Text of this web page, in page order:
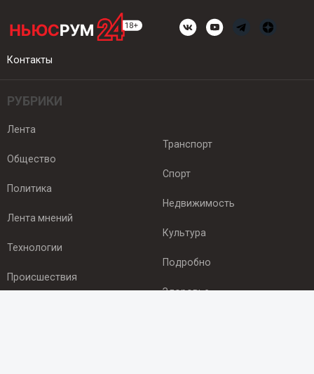
Контакты
РУБРИКИ
Лента
Общество
Политика
Лента мнений
Технологии
Происшествия
Транспорт
Спорт
Недвижимость
Культура
Подробно
Здоровье